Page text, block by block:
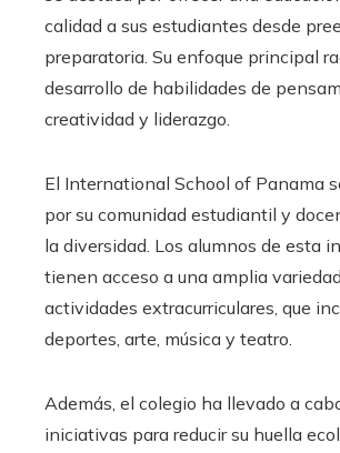
calidad a sus estudiantes desde
preparatoria. Su enfoque principal
desarrollo de habilidades de
creatividad y liderazgo.
El International School of Panama
por su comunidad estudiantil y
la diversidad. Los alumnos de esta
tienen acceso a una amplia
actividades extracurriculares, que
deportes, arte, música y teatro.
Además, el colegio ha llevado a
iniciativas para reducir su huella